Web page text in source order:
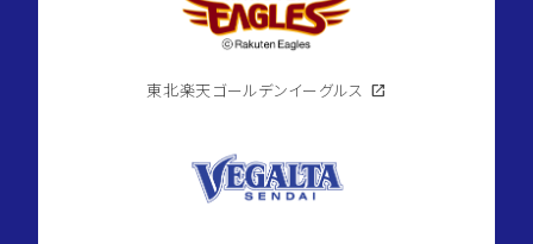
東北楽天ゴールデンイーグルス open_in_new